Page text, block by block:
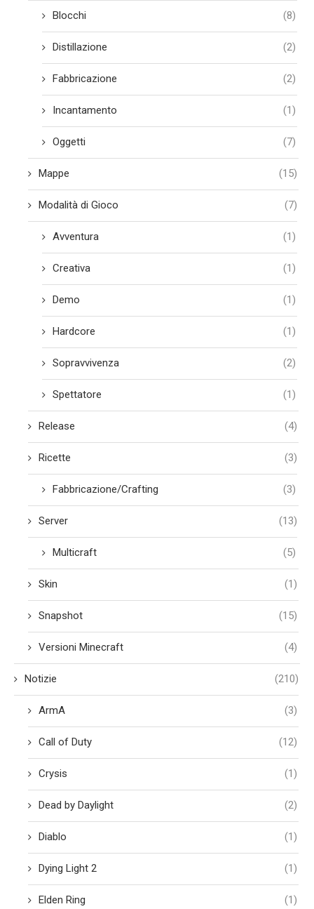
Blocchi (8)
Distillazione (2)
Fabbricazione (2)
Incantamento (1)
Oggetti (7)
Mappe (15)
Modalità di Gioco (7)
Avventura (1)
Creativa (1)
Demo (1)
Hardcore (1)
Sopravvivenza (2)
Spettatore (1)
Release (4)
Ricette (3)
Fabbricazione/Crafting (3)
Server (13)
Multicraft (5)
Skin (1)
Snapshot (15)
Versioni Minecraft (4)
Notizie (210)
ArmA (3)
Call of Duty (12)
Crysis (1)
Dead by Daylight (2)
Diablo (1)
Dying Light 2 (1)
Elden Ring (1)